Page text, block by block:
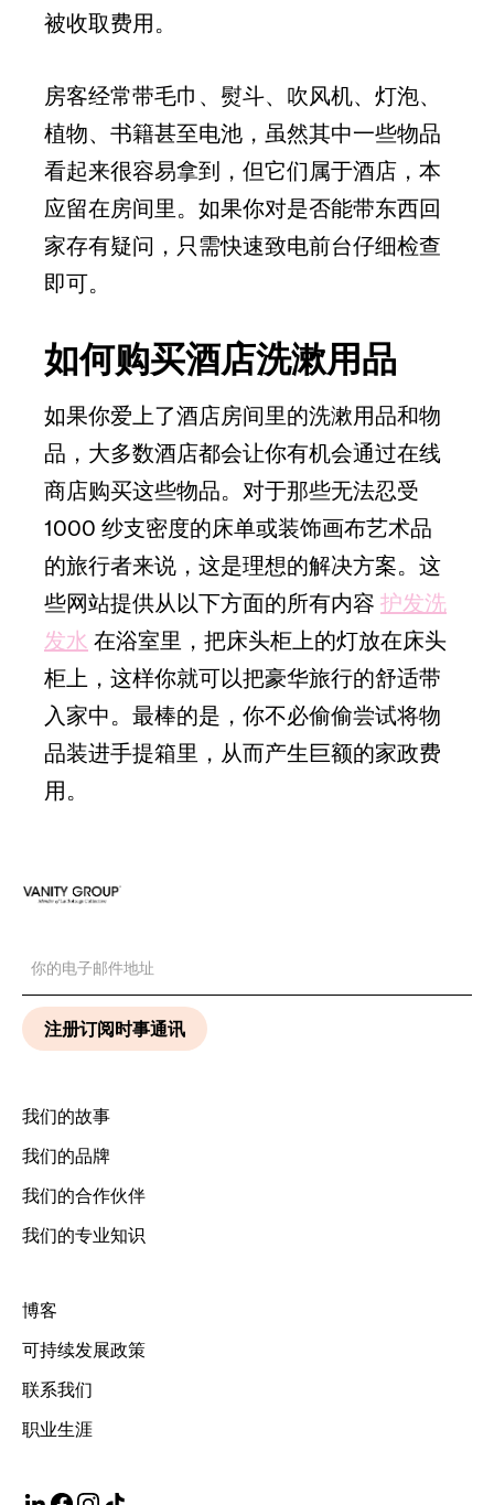
被收取费用。
房客经常带毛巾、熨斗、吹风机、灯泡、
植物、书籍甚至电池，虽然其中一些物品
看起来很容易拿到，但它们属于酒店，本
应留在房间里。如果你对是否能带东西回
家存有疑问，只需快速致电前台仔细检查
即可。
如何购买酒店洗漱用品
如果你爱上了酒店房间里的洗漱用品和物
品，大多数酒店都会让你有机会通过在线
商店购买这些物品。对于那些无法忍受
1000 纱支密度的床单或装饰画布艺术品
的旅行者来说，这是理想的解决方案。这
些网站提供从以下方面的所有内容 护发洗
发水 在浴室里，把床头柜上的灯放在床头
柜上，这样你就可以把豪华旅行的舒适带
入家中。最棒的是，你不必偷偷尝试将物
品装进手提箱里，从而产生巨额的家政费
用。
我们的故事
我们的品牌
我们的合作伙伴
我们的专业知识
博客
可持续发展政策
联系我们
职业生涯